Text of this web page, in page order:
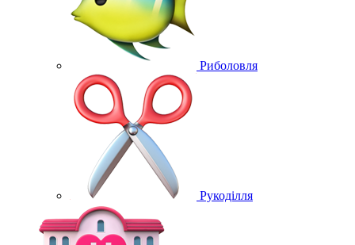
Риболовля
Рукоділля